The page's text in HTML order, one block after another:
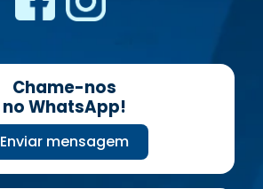
Chame-nos
no WhatsApp!
Enviar mensagem